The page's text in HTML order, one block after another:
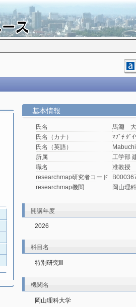
基本情報
氏名
馬淵
氏名（カナ）
ﾏﾌﾞﾁ ﾀﾞｲ
氏名（英語）
所属
工学部
職名
准教授
researchmap研究者コード
researchmap機関
岡山理
開講年度
2026
科目名
特別研究Ⅲ
機関名
岡山理科大学